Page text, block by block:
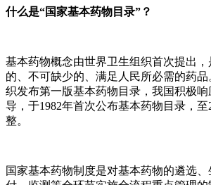
什么是“国家基本药物目录”？
基本药物概念由世界卫生组织首次提出
的、不可缺少的、满足人民所必需的药
织发布第一版基本药物目录，我国积极
导，于1982年首次公布基本药物目录，至
整。
国家基本药物制度是对基本药物的遴选